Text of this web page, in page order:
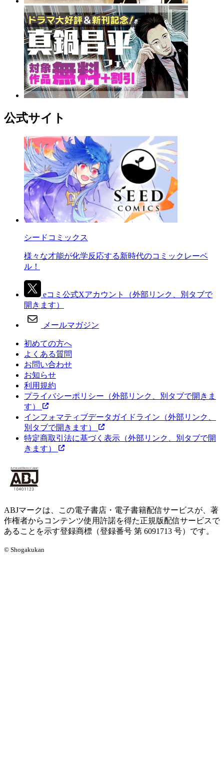
公式サイト
シードコミックス
様々な才能が化学反応する新時代のコミックレーベ
ル！
eコミ公式Xアカウント
（外部リンク、別タブで
開きます）
メールマガジン
初めての方へ
よくある質問
お問い合わせ
お知らせ
利用規約
プライバシーポリシー （外部リンク、別タブで開きま
す）
インフォマティブデータガイドライン （外部リンク、
別タブで開きます）
特定商取引法に基づく表示 （外部リンク、別タブで開
きます）
ABJマークは、この電子書店・電子書籍配信サービスが、著
作権者からコンテンツ使用許諾を得た正規版配信サービスで
あることを示す登録商標（登録番号 第 6091713 号）です。
© Shogakukan